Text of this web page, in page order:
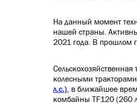
На данный момент
нашей страны.
2021 года. В прошлом
колесными тракторами
л.с.) , в ближайшее
комбайны TF120 (260